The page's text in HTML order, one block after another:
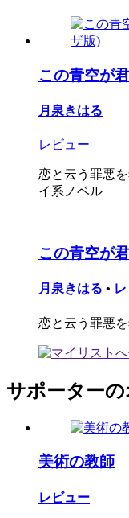
この青空が
月泉きはる
レビュー
恋と云う罪悪
イ系ノベル
この青空が
月泉きはる •
恋と云う罪悪
サポーター
美術の教師
レビュー